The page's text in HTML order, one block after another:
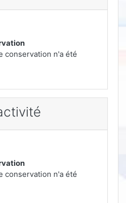
conservation n'a été
conservation n'a été